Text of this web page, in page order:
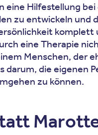
eine Hilfestellung
zu entwickeln und
eine Therapie
Menschen, der
darum, die eigenen
zu können.